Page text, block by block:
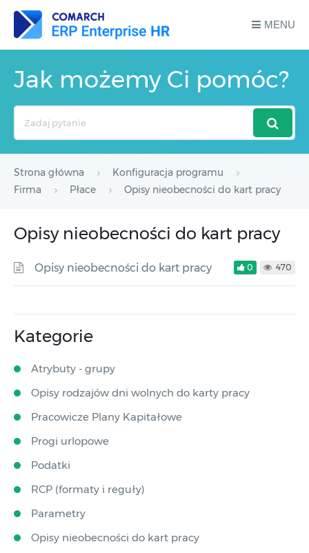
MENU
Jak możemy Ci pomóc?
Strona główna
Konfiguracja programu
Firma
Płace Opisy nieobecności do kart pracy
Opisy nieobecności do kart pracy
Opisy nieobecności do kart pracy 0 470
Kategorie
Atrybuty - grupy
Opisy rodzajów dni wolnych do karty pracy
Pracowicze Plany Kapitałowe
Progi urlopowe
Podatki
RCP (formaty i reguły)
Parametry
Opisy nieobecności do kart pracy